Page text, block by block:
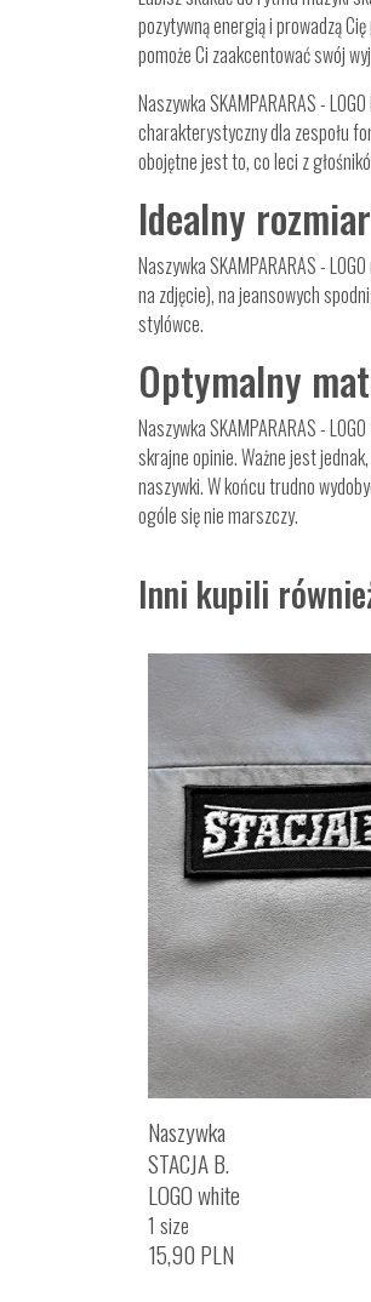
pozytywną energią i prowadzą
pomoże Ci zaakcentować swój
Naszywka SKAMPARARAS -
charakterystyczny dla zespołu
obojętne jest to, co leci z
Idealny rozmiar
Naszywka SKAMPARARAS -
na zdjęcie), na jeansowych
stylówce.
Optymalny
Naszywka SKAMPARARAS -
skrajne opinie. Ważne jest
naszywki. W końcu trudno
ogóle się nie marszczy.
Inni kupili
Naszywka
STACJA B.
LOGO white
1 size
15,90 PLN